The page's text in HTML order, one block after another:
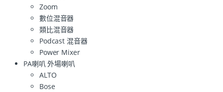
Zoom
數位混音器
類比混音器
Podcast 混音器
Power Mixer
PA喇叭 外場喇叭
ALTO
Bose